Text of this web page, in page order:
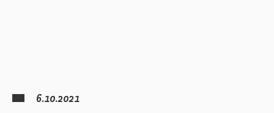
6.10.2021